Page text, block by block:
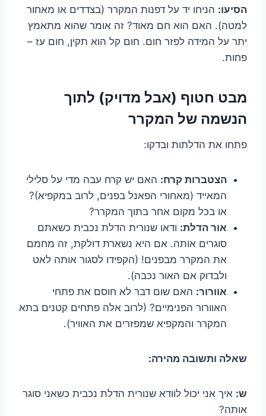
הסיעו: הניחו יד על דפנות המקרר (בצדדים או מאחור
למטה). האם הוא חם מאוד? זה אומר שהוא מתאמץ
יתר על המידה לפזר חום. חום קל הוא תקין, חום עז –
פחות.
מבט חטוף (אבל מדויק) לתוך
הנשמה של המקרר
פתחו את הדלתות ובדקו:
הצטברות קרח: האם יש קרח עבה מדי על סלילי
המאייד (מאחורי הפאנל בפנים, לרוב במקפיא)?
או בכל מקום אחר בתוך המקרר?
אור הדלת: ודאו שנורית הדלת נכבית כשאתם
סוגרים אותה. אם היא נשארת דולקת, זה מחמם
את המקרר מבפנים! (הקפידו לסגור אותה לאט
ולבדוק אם האור נכבה).
אוורור: האם שום דבר לא חוסם את פתחי
האוורור הפנימיים? (לרוב אלה פתחים קטנים בתא
המקרר והמקפיא שמפזרים את האוויר).
שאלה ותשובה מהירה:
ש: איך אני יכול לוודא שנורית הדלת נכבית כשאני סוגר
אותה?